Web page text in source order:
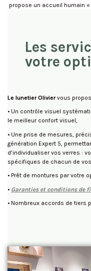
propose un accueil humain «
Les
votre
Le lunetier Oliviervous
• Un contrôle visuel
le meilleur confort visuel,
• Une prise de mesures,
génération Expert 5,
d’individualiser vos verres :
spécifiques de chacun de vos
• Prêt de montures par votre
• Garanties et conditions de
• Nombreux accords de tiers